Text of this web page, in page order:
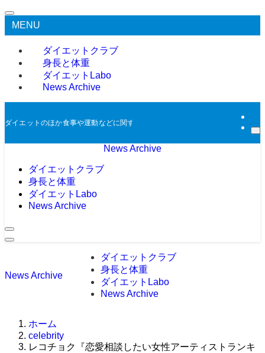
MENU
ダイエットクラブ
身長と体重
ダイエットLabo
News Archive
ダイエットのほか食事や運動などに関する過去のニュースをアーカイブとして
News Archive
ダイエットクラブ
身長と体重
ダイエットLabo
News Archive
News Archive
ダイエットクラブ
身長と体重
ダイエットLabo
News Archive
ホーム
celebrity
レコチョク『恋愛相談したい女性アーティストランキ